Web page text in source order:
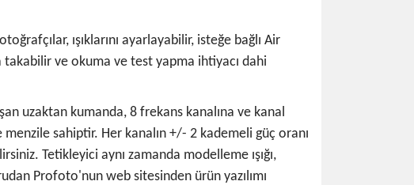
ışıklarını ayarlayabilir, isteğe bağlı Air
takabilir ve okuma ve test yapma ihtiyacı dahi
uzaktan kumanda, 8 frekans kanalına ve kanal
sahiptir. Her kanalın +/- 2 kademeli güç oranı
Tetikleyici aynı zamanda modelleme ışığı,
Profoto'nun web sitesinden ürün yazılımı